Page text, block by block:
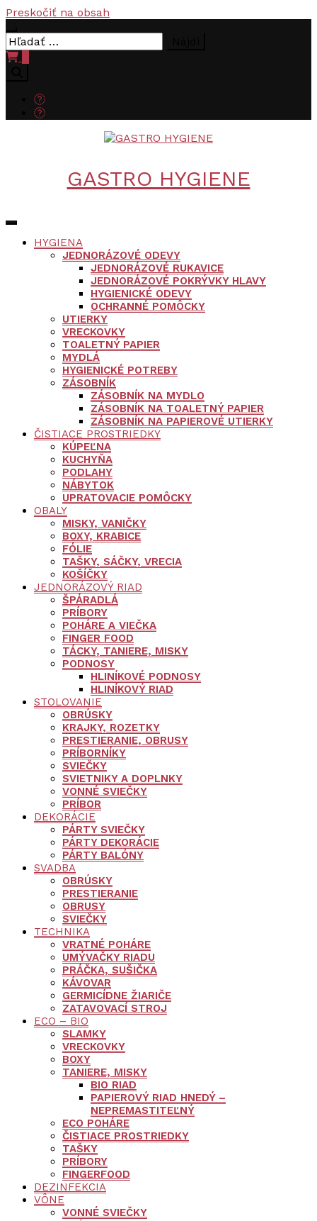
Preskočiť na obsah
Hľadať:
GASTRO HYGIENE
HYGIENA
JEDNORÁZOVÉ ODEVY
JEDNORÁZOVÉ RUKAVICE
JEDNORÁZOVÉ POKRÝVKY HLAVY
HYGIENICKÉ ODEVY
OCHRANNÉ POMÔCKY
UTIERKY
VRECKOVKY
TOALETNÝ PAPIER
MYDLÁ
HYGIENICKÉ POTREBY
ZÁSOBNÍK
ZÁSOBNÍK NA MYDLO
ZÁSOBNÍK NA TOALETNÝ PAPIER
ZÁSOBNÍK NA PAPIEROVÉ UTIERKY
ČISTIACE PROSTRIEDKY
KÚPEĽNA
KUCHYŇA
PODLAHY
NÁBYTOK
UPRATOVACIE POMÔCKY
OBALY
MISKY, VANIČKY
BOXY, KRABICE
FÓLIE
TAŠKY, SÁČKY, VRECIA
KOŠÍČKY
JEDNORÁZOVÝ RIAD
ŠPÁRADLÁ
PRÍBORY
POHÁRE A VIEČKA
FINGER FOOD
TÁCKY, TANIERE, MISKY
PODNOSY
HLINÍKOVÉ PODNOSY
HLINÍKOVÝ RIAD
STOLOVANIE
OBRÚSKY
KRAJKY, ROZETKY
PRESTIERANIE, OBRUSY
PRÍBORNÍKY
SVIEČKY
SVIETNIKY A DOPLNKY
VONNÉ SVIEČKY
PRÍBOR
DEKORÁCIE
PÁRTY SVIEČKY
PÁRTY DEKORÁCIE
PÁRTY BALÓNY
SVADBA
OBRÚSKY
PRESTIERANIE
OBRUSY
SVIEČKY
TECHNIKA
VRATNÉ POHÁRE
UMÝVAČKY RIADU
PRÁČKA, SUŠIČKA
KÁVOVAR
GERMICÍDNE ŽIARIČE
ZATAVOVACÍ STROJ
ECO – BIO
SLAMKY
VRECKOVKY
BOXY
TANIERE, MISKY
BIO RIAD
PAPIEROVÝ RIAD HNEDÝ –
NEPREMASTITEĽNÝ
ECO POHÁRE
ČISTIACE PROSTRIEDKY
TAŠKY
PRÍBORY
FINGERFOOD
DEZINFEKCIA
VÔNE
VONNÉ SVIEČKY